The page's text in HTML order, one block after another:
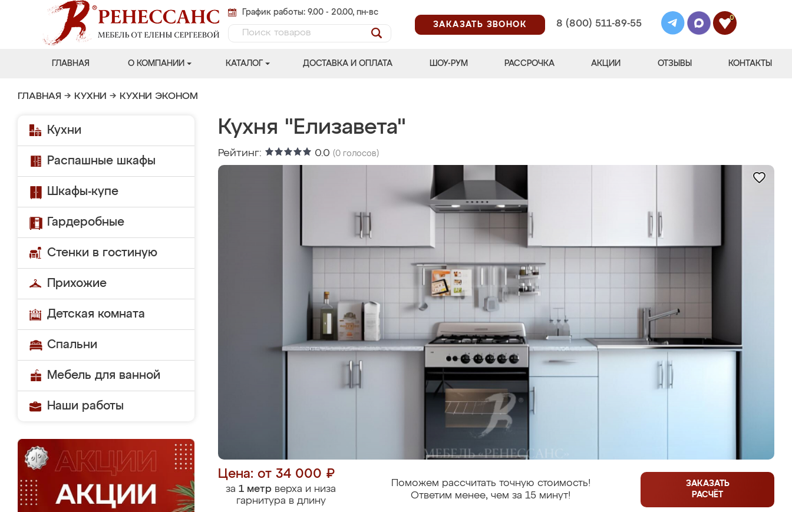
График работы: 9.00 - 20.00, пн-вс
ЗАКАЗАТЬ ЗВОНОК
8 (800) 511-89-55
0
ГЛАВНАЯ О КОМПАНИИ КАТАЛОГ ДОСТАВКА И ОПЛАТА ШОУ-РУМ РАССРОЧКА АКЦИИ ОТЗЫВЫ КОНТАКТЫ
ГЛАВНАЯ → КУХНИ → КУХНИ ЭКОНОМ
Кухни
Распашные шкафы
Шкафы-купе
Гардеробные
Стенки в гостиную
Прихожие
Детская комната
Спальни
Мебель для ванной
Наши работы
Кухня "Елизавета"
Рейтинг: 0.0 (0 голосов)
Цена: от 34 000 ₽
за 1 метр верха и низа
гарнитура в длину
Поможем рассчитать точную стоимость!
Ответим менее, чем за 15 минут!
ЗАКАЗАТЬ
РАСЧЁТ